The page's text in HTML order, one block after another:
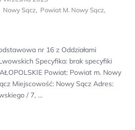
Nowy Sącz, Powiat M. Nowy Sącz,
nr 16 z Oddziałami
Specyfika: brak specyfiki
Powiat: Powiat m. Nowy
Miejscowość: Nowy Sącz Adres:
/ 7, …